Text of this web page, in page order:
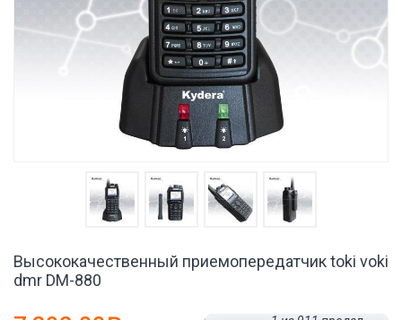
Высококачественный приемопередатчик toki voki
dmr DM-880